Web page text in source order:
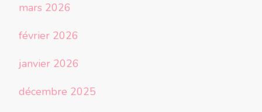
mars 2026
février 2026
janvier 2026
décembre 2025